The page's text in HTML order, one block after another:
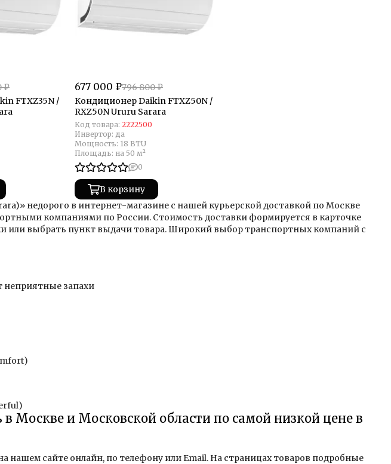
₽
FTXZ35N /
677 000 ₽796 800 ₽
Кондиционер Daikin FTXZ50N /
RXZ50N Ururu Sarara
Код товара: 2222500
Инвертор: да
Мощность: 18 BTU
Площадь: на 50 м²
0
В корзину
недорого в интернет-магазине с нашей курьерской доставкой по Москве
компаниями по России. Стоимость доставки формируется в карточке
или выбрать пункт выдачи товара. Широкий выбор транспортных компаний с
неприятные запахи
Москве и Московской области по самой низкой цене в
нашем сайте онлайн, по телефону или Email. На страницах товаров подробные